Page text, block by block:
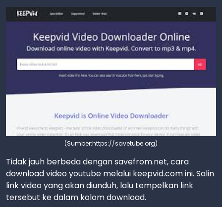
(Sumber:https://savetube.org)
Tidak jauh berbeda dengan savefrom.net, cara
download video youtube melalui keepvid.com ini. Salin
link video yang akan diunduh, lalu tempelkan link
tersebut ke dalam kolom download.